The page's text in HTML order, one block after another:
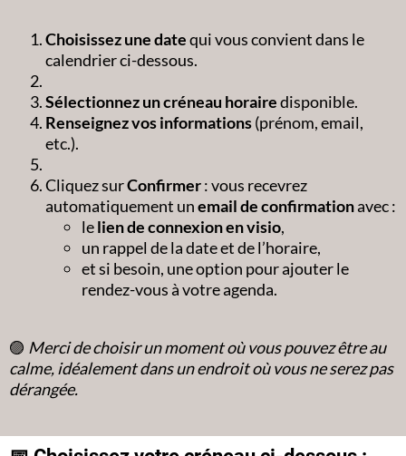
Choisissez une datequi vous convient dans le
calendrier ci-dessous.
Sélectionnez un créneau horairedisponible.
Renseignez vos informations(prénom, email,
etc.).
Cliquez surConfirmer: vous recevrez
automatiquement unemail de confirmationavec :
lelien de connexion en visio,
un rappel de la date et de l’horaire,
et si besoin, une option pour ajouter le
rendez-vous à votre agenda.
🟣 Merci de choisir un moment où vous pouvez être au
calme, idéalement dans un endroit où vous ne serez pas
dérangée.